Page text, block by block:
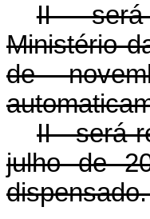
II - será
Ministério
de
II - será
julho de